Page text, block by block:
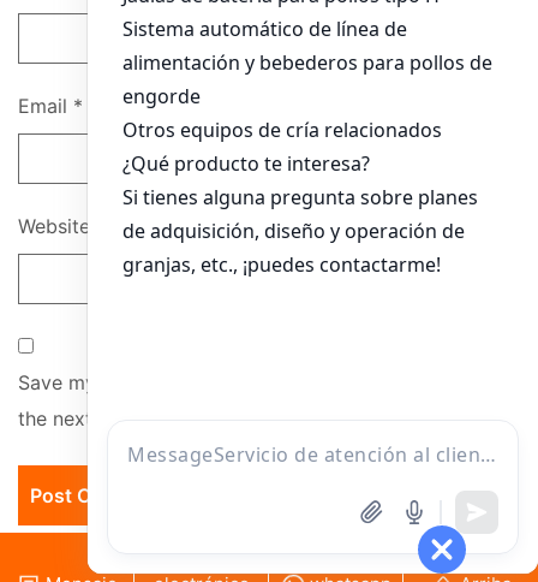
Email *
Website
Save my name, email, and website in this browser for
the next time I comment.